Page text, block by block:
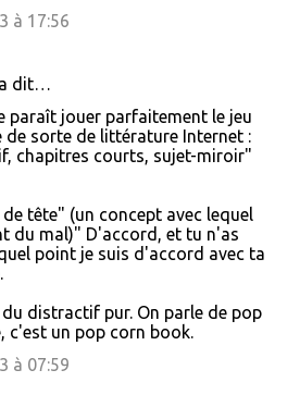
à 17:56
a dit…
paraît jouer parfaitement le jeu
de sorte de littérature Internet :
chapitres courts, sujet-miroir"
tête" (un concept avec lequel
du mal)" D'accord, et tu n'as
point je suis d'accord avec ta
du distractif pur. On parle de pop
c'est un pop corn book.
à 07:59